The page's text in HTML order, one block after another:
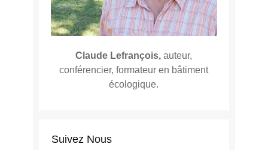
Claude Lefrançois,auteur,
conférencier, formateur en bâtiment
écologique.
Suivez Nous